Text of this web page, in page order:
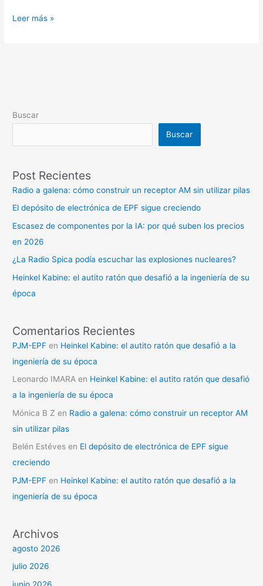
Leer más »
Buscar
Buscar
Post Recientes
Radio a galena: cómo construir un receptor AM sin utilizar pilas
El depósito de electrónica de EPF sigue creciendo
Escasez de componentes por la IA: por qué suben los precios
en 2026
¿La Radio Spica podía escuchar las explosiones nucleares?
Heinkel Kabine: el autito ratón que desafió a la ingeniería de su
época
Comentarios Recientes
PJM-EPF en Heinkel Kabine: el autito ratón que desafió a la
ingeniería de su época
Leonardo IMARA en Heinkel Kabine: el autito ratón que desafió
a la ingeniería de su época
Mónica B Z en Radio a galena: cómo construir un receptor AM
sin utilizar pilas
Belén Estéves en El depósito de electrónica de EPF sigue
creciendo
PJM-EPF en Heinkel Kabine: el autito ratón que desafió a la
ingeniería de su época
Archivos
agosto 2026
julio 2026
junio 2026